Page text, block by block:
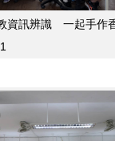
資訊辨識 一起手作